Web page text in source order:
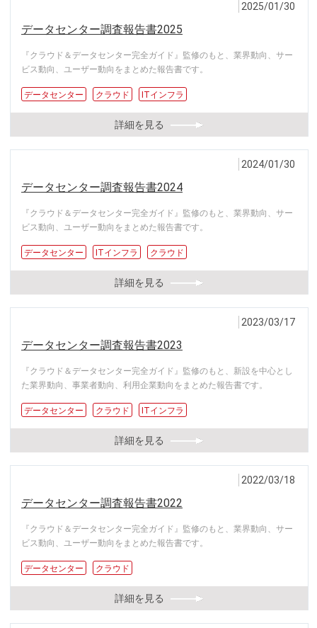
2025/01/30
データセンター調査報告書2025
『クラウド＆データセンター完全ガイド』監修のもと、業界動向、サー
ビス動向、ユーザー動向をまとめた報告書です。
データセンター クラウド ITインフラ
詳細を見る
2024/01/30
データセンター調査報告書2024
『クラウド＆データセンター完全ガイド』監修のもと、業界動向、サー
ビス動向、ユーザー動向をまとめた報告書です。
データセンター ITインフラ クラウド
詳細を見る
2023/03/17
データセンター調査報告書2023
『クラウド＆データセンター完全ガイド』監修のもと、新設を中心とし
た業界動向、事業者動向、利用企業動向をまとめた報告書です。
データセンター クラウド ITインフラ
詳細を見る
2022/03/18
データセンター調査報告書2022
『クラウド＆データセンター完全ガイド』監修のもと、業界動向、サー
ビス動向、ユーザー動向をまとめた報告書です。
データセンター クラウド
詳細を見る